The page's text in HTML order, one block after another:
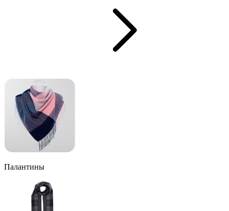
Палантины